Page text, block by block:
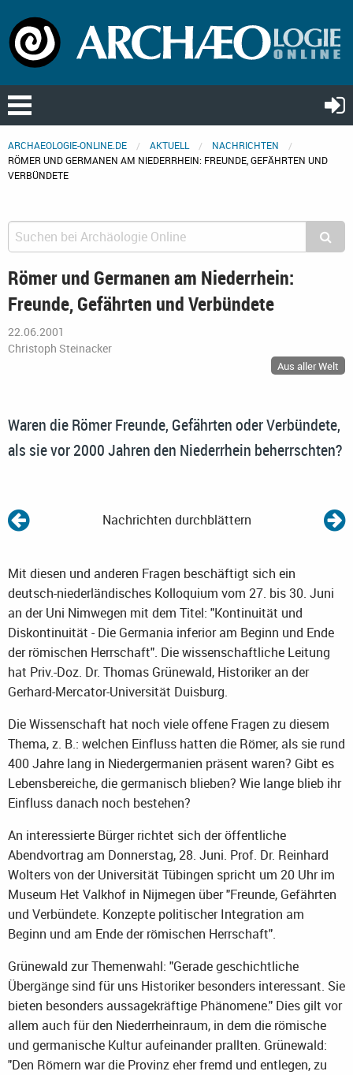
ARCHAEOLOGIE-ONLINE.DE AKTUELL
NACHRICHTEN
RÖMER UND GERMANEN AM NIEDERRHEIN: FREUNDE, GEFÄHRTEN UND
VERBÜNDETE
Römer und Germanen am Niederrhein:
Freunde, Gefährten und Verbündete
22.06.2001
Christoph Steinacker
Aus aller Welt
Waren die Römer Freunde, Gefährten oder Verbündete,
als sie vor 2000 Jahren den Niederrhein beherrschten?
Nachrichten durchblättern
Mit diesen und anderen Fragen beschäftigt sich ein
deutsch-niederländisches Kolloquium vom 27. bis 30. Juni
an der Uni Nimwegen mit dem Titel: "Kontinuität und
Diskontinuität - Die Germania inferior am Beginn und Ende
der römischen Herrschaft". Die wissenschaftliche Leitung
hat Priv.-Doz. Dr. Thomas Grünewald, Historiker an der
Gerhard-Mercator-Universität Duisburg.
Die Wissenschaft hat noch viele offene Fragen zu diesem
Thema, z. B.: welchen Einfluss hatten die Römer, als sie rund
400 Jahre lang in Niedergermanien präsent waren? Gibt es
Lebensbereiche, die germanisch blieben? Wie lange blieb ihr
Einfluss danach noch bestehen?
An interessierte Bürger richtet sich der öffentliche
Abendvortrag am Donnerstag, 28. Juni. Prof. Dr. Reinhard
Wolters von der Universität Tübingen spricht um 20 Uhr im
Museum Het Valkhof in Nijmegen über "Freunde, Gefährten
und Verbündete. Konzepte politischer Integration am
Beginn und am Ende der römischen Herrschaft".
Grünewald zur Themenwahl: "Gerade geschichtliche
Übergänge sind für uns Historiker besonders interessant. Sie
bieten besonders aussagekräftige Phänomene." Dies gilt vor
allem auch für den Niederrheinraum, in dem die römische
und germanische Kultur aufeinander prallten. Grünewald:
"Den Römern war die Provinz eher fremd und entlegen, zu